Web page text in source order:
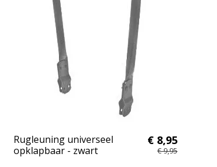
Rugleuning universeel
opklapbaar - zwart
€ 8,95
€ 9,95